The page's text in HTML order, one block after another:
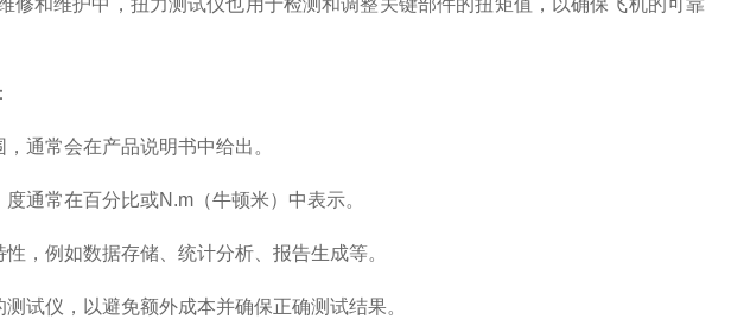
和维护中，扭力测试仪也用于检测和调整关键部件的扭矩值，以确保飞机的可靠
通常会在产品说明书中给出。
常在百分比或N.m（牛顿米）中表示。
例如数据存储、统计分析、报告生成等。
仪，以避免额外成本并确保正确测试结果。